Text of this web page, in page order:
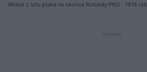
Widok z lotu ptaka na okolice Rotundy PKO - 1974 rok